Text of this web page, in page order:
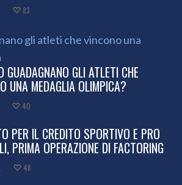
83
GUADAGNANO GLI ATLETI CHE
UNA MEDAGLIA OLIMPICA?
40
PER IL CREDITO SPORTIVO E PRO
PRIMA OPERAZIONE DI FACTORING
48